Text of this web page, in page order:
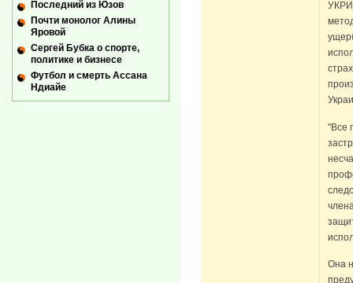
"Все
Она
Последний из Юзов
Почти монолог Алины
Яровой
Сергей Бубка о спорте,
политике и бизнесе
Футбол и смерть Ассана
Ндиайе